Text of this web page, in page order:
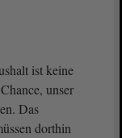
ist keine
unser
Das
dorthin